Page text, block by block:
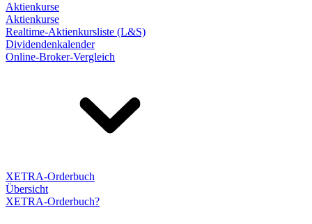
Aktienkurse
Aktienkurse
Realtime-Aktienkursliste (L&S)
Dividendenkalender
Online-Broker-Vergleich
XETRA-Orderbuch
Übersicht
XETRA-Orderbuch?